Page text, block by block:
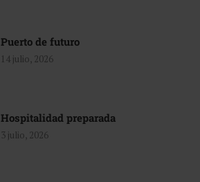
Puerto de futuro
14 julio, 2026
Hospitalidad preparada
3 julio, 2026